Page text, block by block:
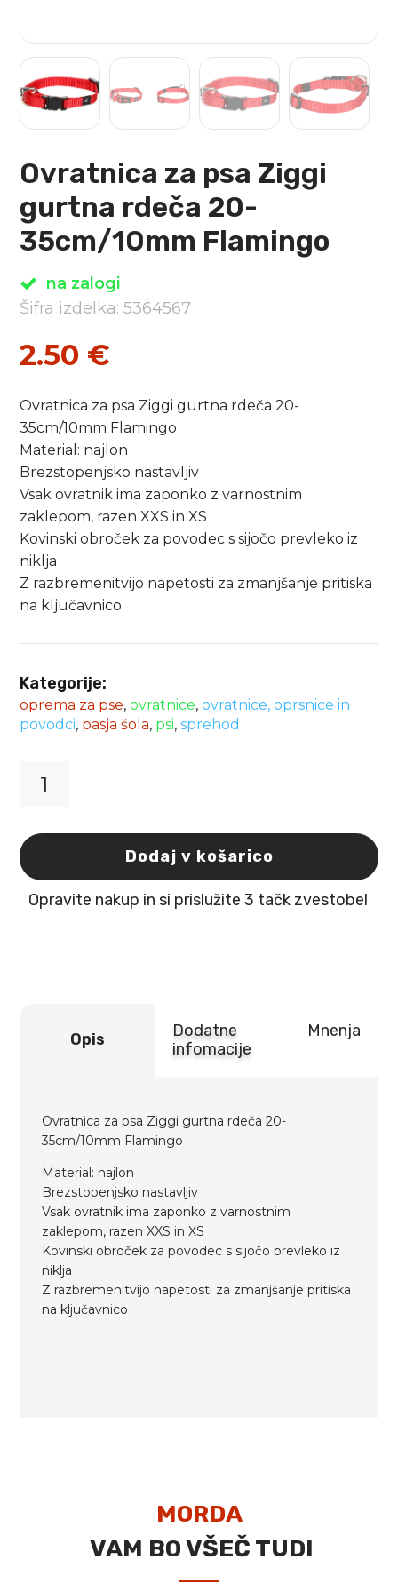
Ovratnica za psa Ziggi
gurtna rdeča 20-
35cm/10mm Flamingo
na zalogi
Šifra izdelka: 5364567
2.50 €
Ovratnica za psa Ziggi gurtna rdeča 20-
35cm/10mm Flamingo
Material: najlon
Brezstopenjsko nastavljiv
Vsak ovratnik ima zaponko z varnostnim
zaklepom, razen XXS in XS
Kovinski obroček za povodec s sijočo prevleko iz
niklja
Z razbremenitvijo napetosti za zmanjšanje pritiska
na ključavnico
Kategorije:
oprema za pse,ovratnice,ovratnice, oprsnice in
povodci, pasja šola, psi,sprehod
psa
Ziggi
gurtna
rdeča
20-
Dodaj v košarico
Opravite nakup in si prislužite 3 tačk zvestobe!
Opis
Dodatne
infomacije
Mnenja
Ovratnica za psa Ziggi gurtna rdeča 20-
35cm/10mm Flamingo
Material: najlon
Brezstopenjsko nastavljiv
Vsak ovratnik ima zaponko z varnostnim
zaklepom, razen XXS in XS
Kovinski obroček za povodec s sijočo prevleko iz
niklja
Z razbremenitvijo napetosti za zmanjšanje pritiska
na ključavnico
MORDA
VAM BO VŠEČ TUDI